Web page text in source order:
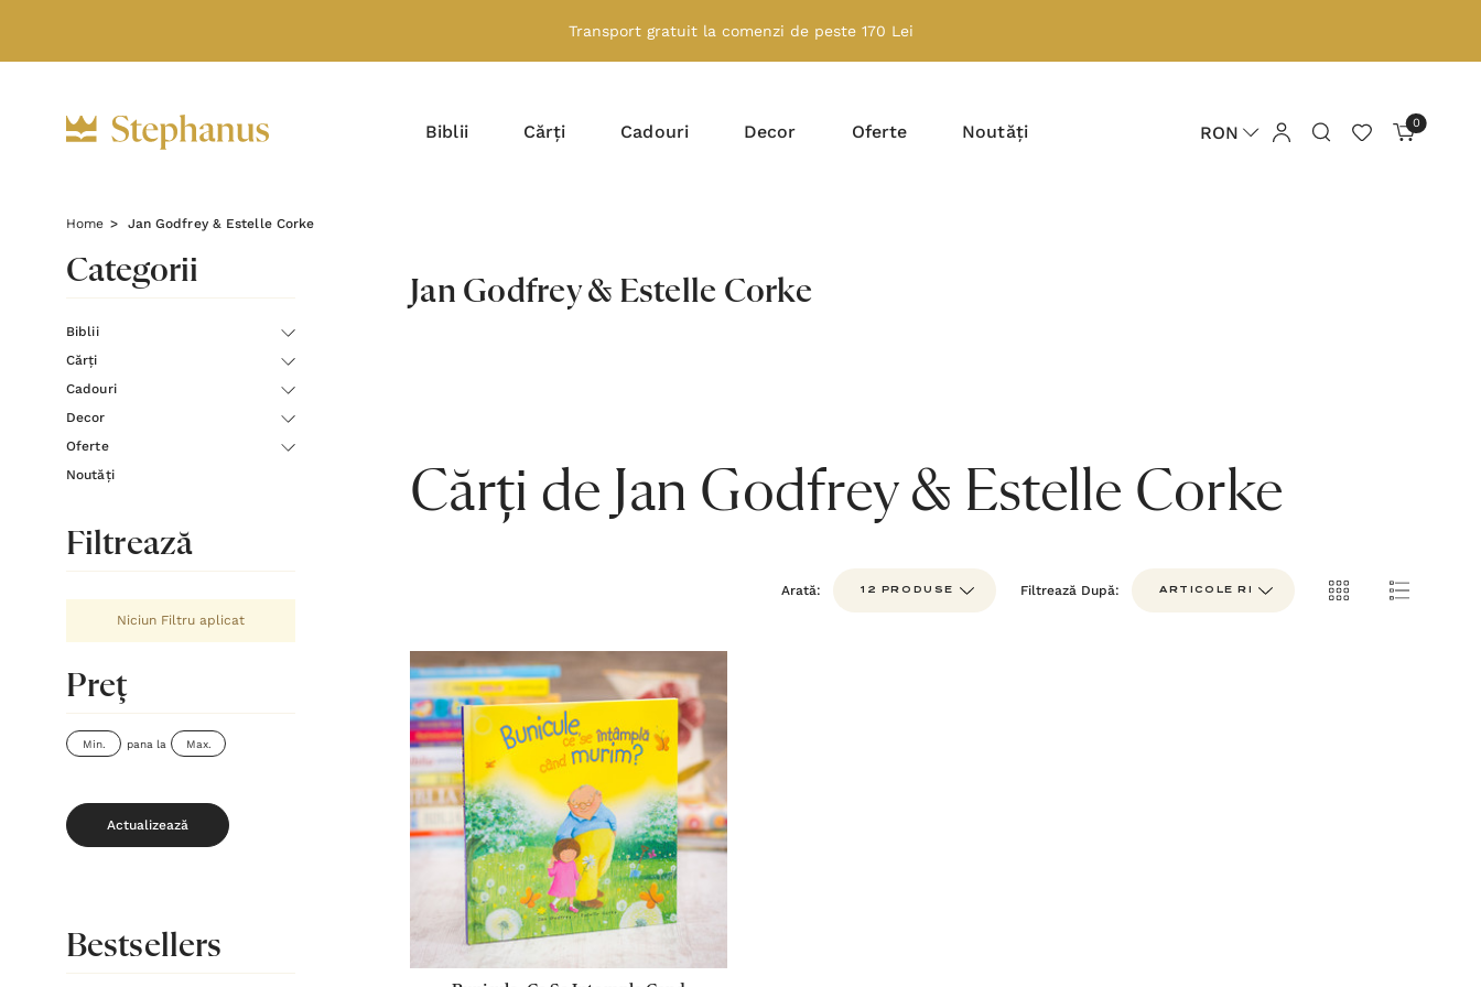
Transport gratuit la comenzi de peste 170 Lei
Biblii Cărți Cadouri Decor Oferte Noutăți RON 0
Home Jan Godfrey & Estelle Corke
Categorii
Biblii
Cărți
Cadouri
Decor
Oferte
Noutăți
Filtrează
Niciun Filtru aplicat
Preţ
pana la
Actualizează
Bestsellers
Jan Godfrey & Estelle Corke
Cărți de Jan Godfrey & Estelle Corke
Arată: Filtrează După: